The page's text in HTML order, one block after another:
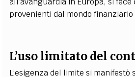
provenienti dal mondo
L’uso limitato del
L’esigenza del limite si manifestò